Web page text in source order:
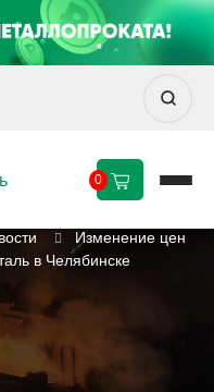
0
Изменение цен
в Челябинске